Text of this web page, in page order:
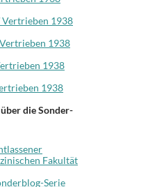
Vertrieben 1938
1938
1938
1938
die Sonder-
Fakultät
Serie